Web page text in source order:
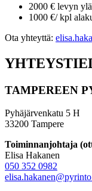
2000 € levyn
1000 €/ kpl
Ota yhteyttä:
TAMPEREEN
Pyhäjärvenkatu 5 H
33200 Tampere
Toiminnanjohtaja
Elisa Hakanen
050 352 0982